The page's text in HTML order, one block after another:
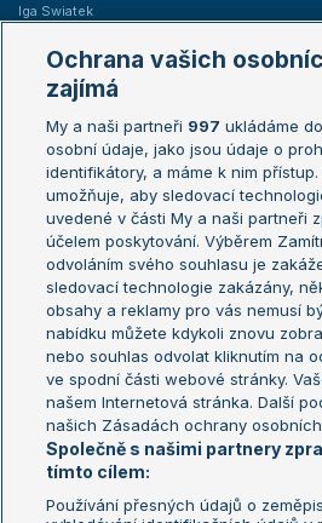
Iga Swiatek
Žebříčky
Žebříček ATP (muži)
Žebříček WTA (ženy)
Sázkařský žebříček
French
US Open
Turnaj
Turnaj
Aktualní trendy
Fotbalové přestupy
Livesport Daily
LS Prague Open
Ochrana vašich
zajímá
My a naši partneři 997 ukládáme
osobní údaje, jako jsou údaje o
identifikátory, a máme k nim
umožňuje, aby sledovací
uvedené v části My a naši partneři
účelem poskytování. Výběrem
odvoláním svého souhlasu je
sledovací technologie zakázány,
obsahy a reklamy pro vás nemusí
nabídku můžete kdykoli znovu
nebo souhlas odvolat kliknutím na
ve spodní části webové stránky.
našem Internetová stránka. Další
našich Zásadách ochrany
Společně s našimi partnery
tímto cílem:
Používání přesných údajů o